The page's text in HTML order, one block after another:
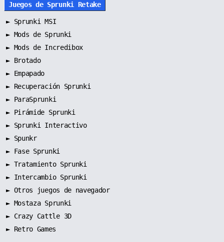
Juegos de Sprunki Retake
► Sprunki MSI
► Mods de Sprunki
► Mods de Incredibox
► Brotado
► Empapado
► Recuperación Sprunki
► ParaSprunki
► Pirámide Sprunki
► Sprunki Interactivo
► Spunkr
► Fase Sprunki
► Tratamiento Sprunki
► Intercambio Sprunki
► Otros juegos de navegador
► Mostaza Sprunki
► Crazy Cattle 3D
► Retro Games